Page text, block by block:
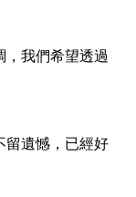
，我們希望透過
留遺憾，已經好